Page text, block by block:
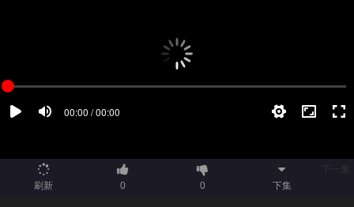
刷新 0 0 下集